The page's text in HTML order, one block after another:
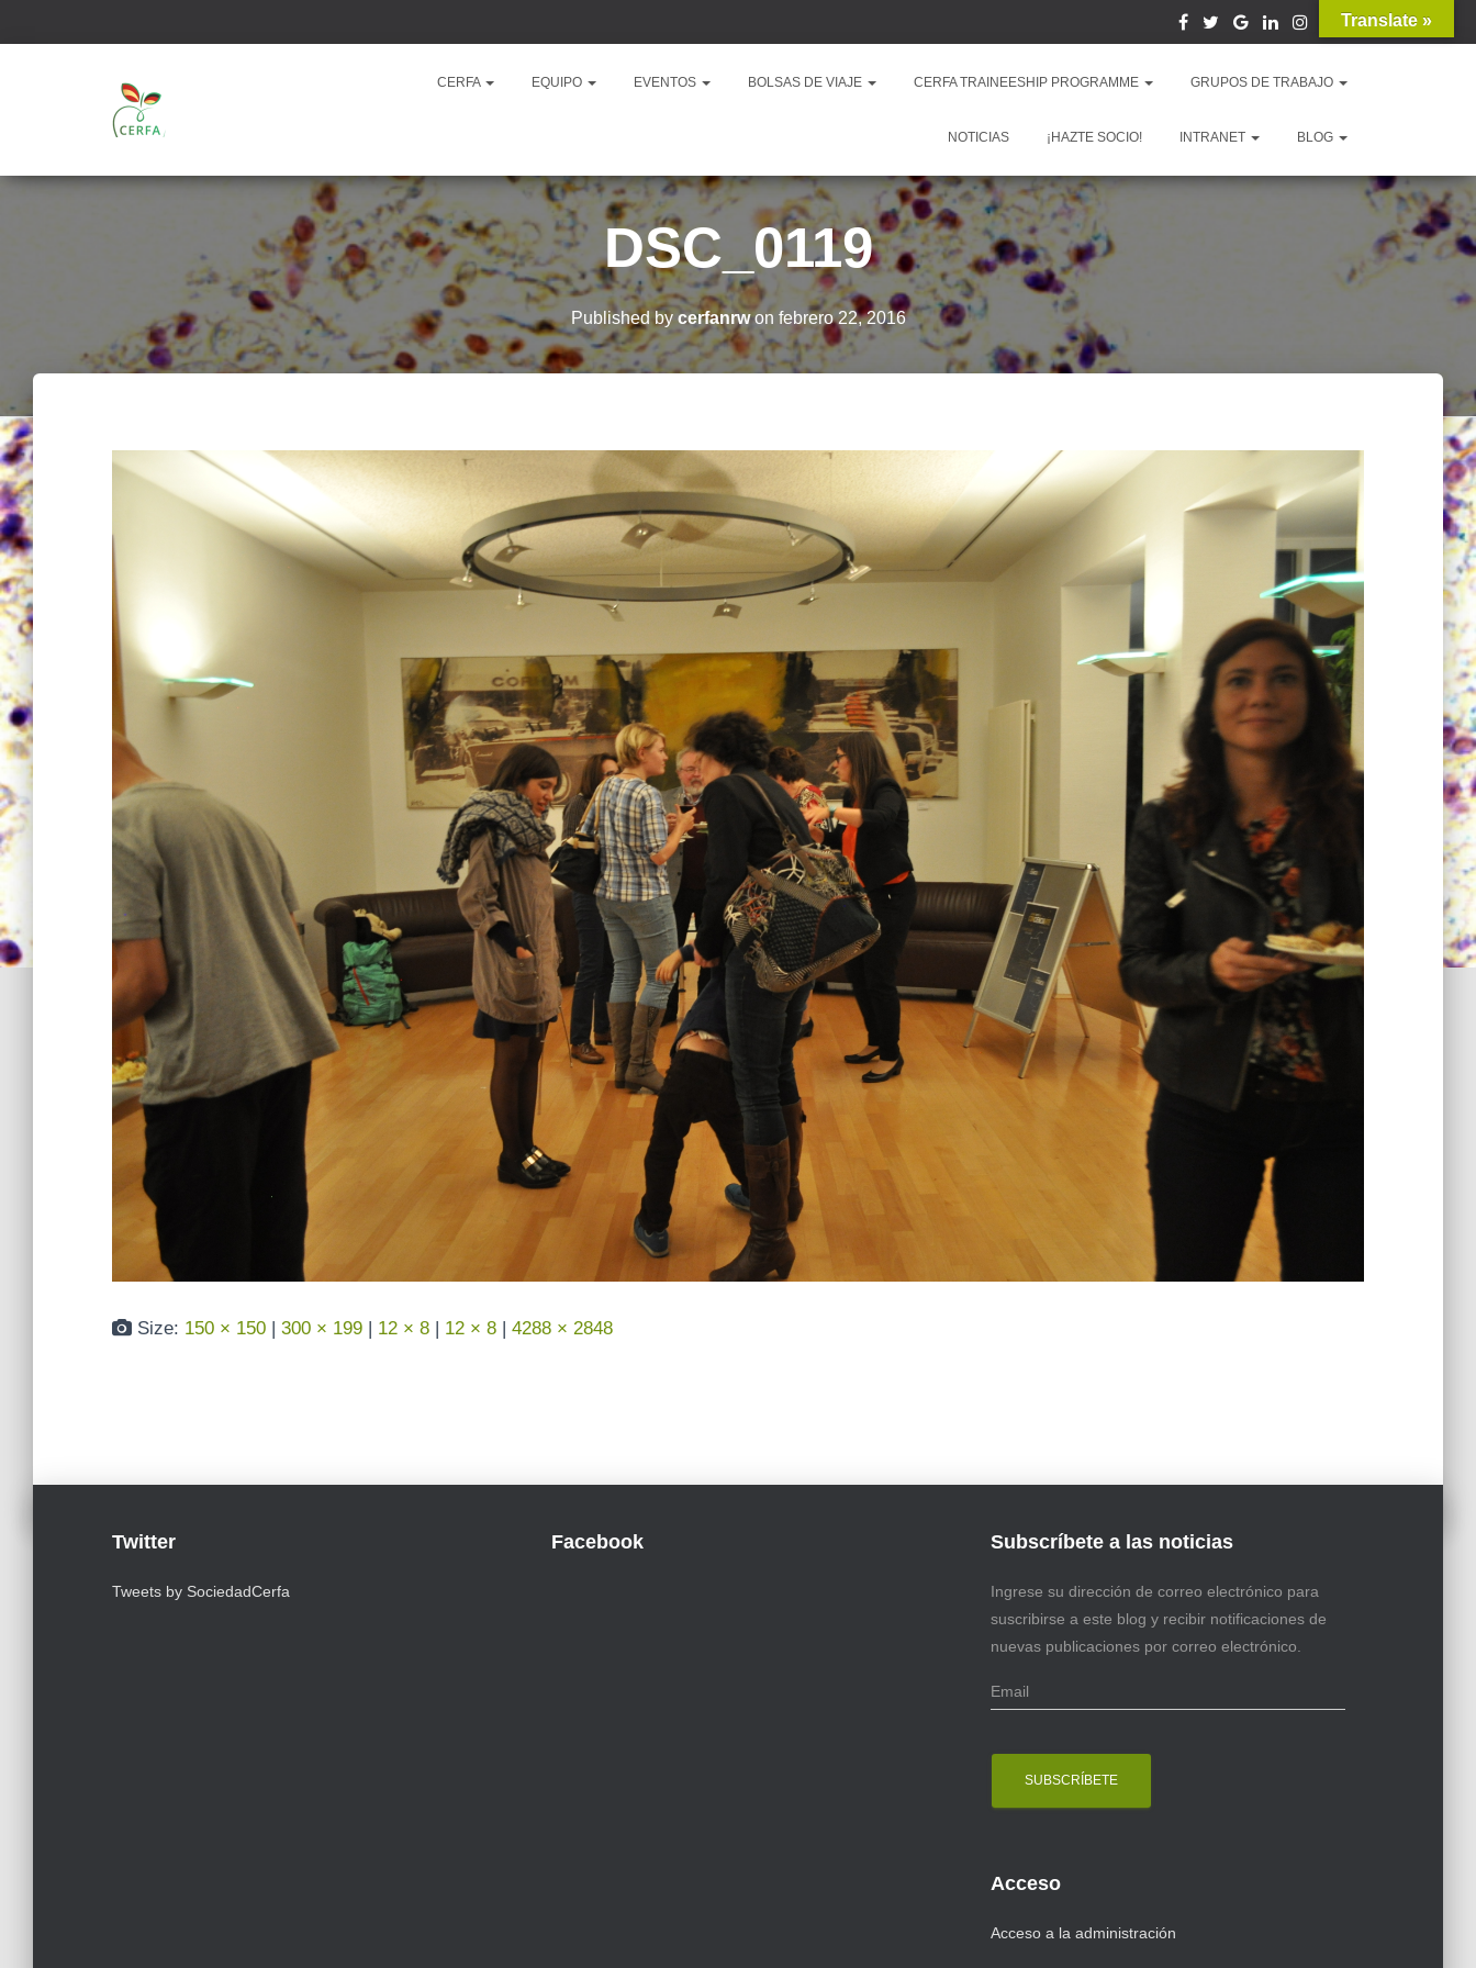
CERFA EQUIPO EVENTOS BOLSAS DE VIAJE CERFA TRAINEESHIP PROGRAMME GRUPOS DE TRABAJO
NOTICIAS ¡HAZTE SOCIO! INTRANET BLOG
DSC_0119
Published bycerfanrwon febrero 22, 2016
Size: 150 × 150 300 × 199 12 × 8 12 × 8 4288 × 2848
Twitter
Tweets by SociedadCerfa
Facebook Subscríbete a las noticias
Ingrese su dirección de correo electrónico para
suscribirse a este blog y recibir notificaciones de
nuevas publicaciones por correo electrónico.
E
m
Acceso
Acceso a la administración
Translate »